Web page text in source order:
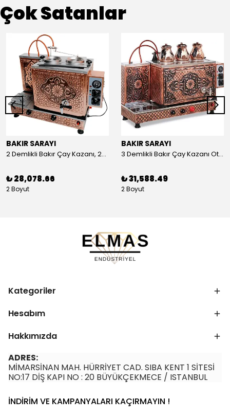
Çok Satanlar
BAKIR SARAYI
2 Demlikli Bakır Çay Kazanı, 25 Litre
₺ 28,078.66
2 Boyut
BAKIR SARAYI
3 Demlikli Bakır Çay Kazanı Otomatik, 30 Litre
₺ 31,588.49
2 Boyut
Kategoriler
Hesabım
Hakkımızda
ADRES:
MİMARSİNAN MAH. HÜRRİYET CAD. SIBA KENT 1 SİTESİ
NO:17 DİŞ KAPI NO : 20 BÜYÜKÇEKMECE / ISTANBUL
İNDİRİM VE KAMPANYALARI KAÇIRMAYIN !